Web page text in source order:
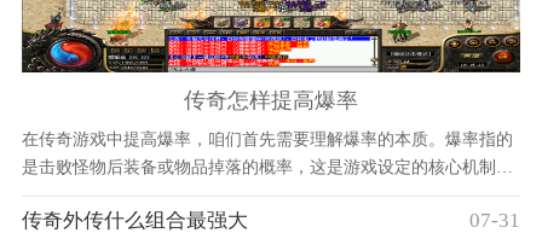
传奇怎样提高爆率
在传奇游戏中提高爆率，咱们首先需要理解爆率的本质。爆率指的
是击败怪物后装备或物品掉落的概率，这是游戏设定的核心机制之
传奇外传什么组合最强大 07-31